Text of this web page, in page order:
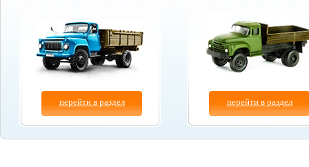
перейти в раздел перейти в раздел